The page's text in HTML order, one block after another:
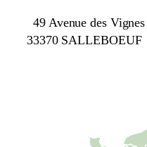
49 Avenue des Vignes
33370 SALLEBOEUF